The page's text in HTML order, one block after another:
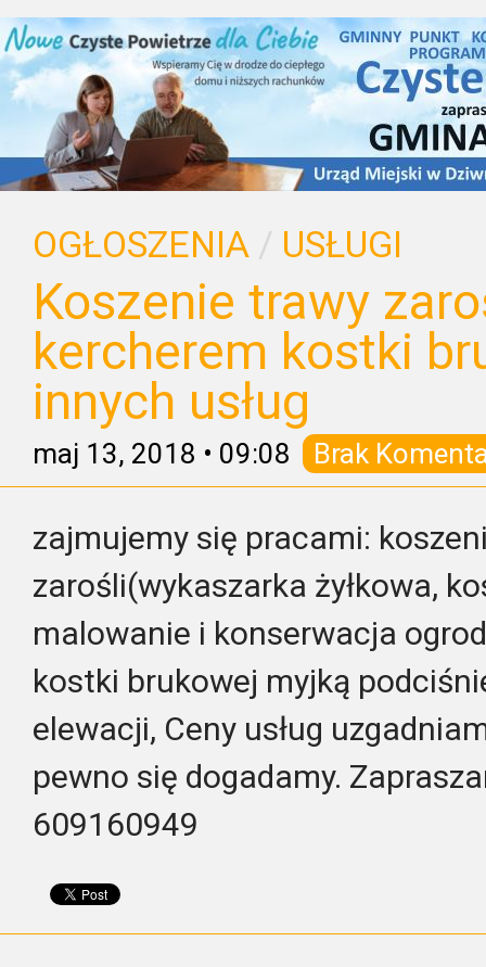
OGŁOSZENIA / USŁUGI
Koszenie trawy
kercherem kostki
innych usług
maj 13, 2018 • 09:08 Brak
zajmujemy się pracami:
zarośli(wykaszarka żyłkowa,
malowanie i konserwacja
kostki brukowej myjką
elewacji, Ceny usług
pewno się dogadamy.
609160949